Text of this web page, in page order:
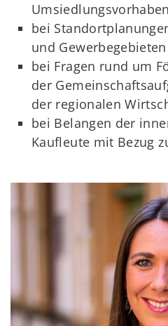
Umsiedlungsvorhaben
bei
und Gewerbegebieten
bei Fragen rund um
der
der regionalen
bei Belangen der
Kaufleute mit Bezug